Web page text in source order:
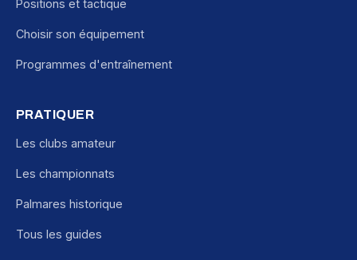
Positions et tactique
Choisir son équipement
Programmes d'entraînement
PRATIQUER
Les clubs amateur
Les championnats
Palmares historique
Tous les guides